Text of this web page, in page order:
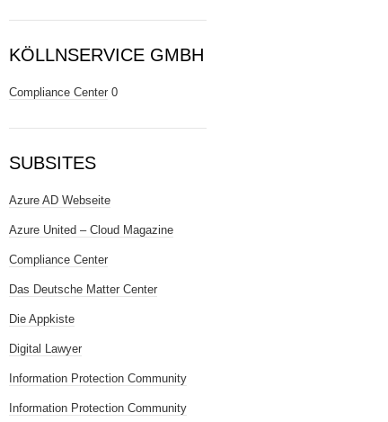
KÖLLNSERVICE GMBH
Compliance Center 0
SUBSITES
Azure AD Webseite
Azure United – Cloud Magazine
Compliance Center
Das Deutsche Matter Center
Die Appkiste
Digital Lawyer
Information Protection Community
Information Protection Community